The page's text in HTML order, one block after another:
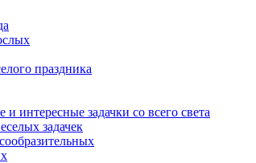
праздника
интересные задачки со всего света
задачек